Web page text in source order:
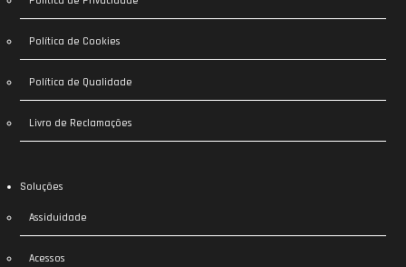
Política de Cookies
Política de Qualidade
Livro de Reclamações
Soluções
Assiduidade
Acessos